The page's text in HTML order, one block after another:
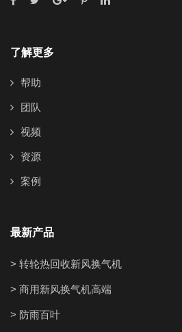
了解更多
帮助
团队
视频
资源
案例
最新产品
> 转轮热回收新风换气机
> 商用新风换气机高端
> 防雨百叶